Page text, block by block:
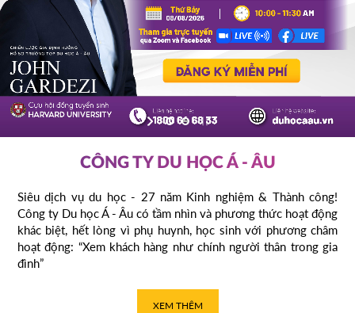
CÔNG TY DU HỌC Á - ÂU
Siêu dịch vụ du học - 27 năm Kinh nghiệm & Thành công!
Công ty Du học Á - Âu có tầm nhìn và phương thức hoạt động
khác biệt, hết lòng vì phụ huynh, học sinh với phương châm
hoạt động: “Xem khách hàng như chính người thân trong gia
đình”
XEM THÊM